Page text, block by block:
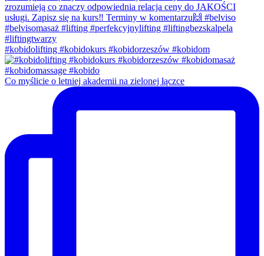
#kobidolifting #kobidokurs #kobidorzeszów #kobidom
Co myślicie o letniej akademii na zielonej łączce